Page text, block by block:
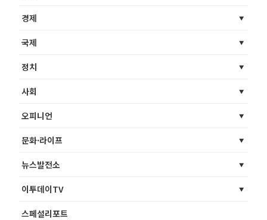
경제
국제
정치
사회
오피니언
문화·라이프
뉴스발전소
이투데이TV
스페셜리포트